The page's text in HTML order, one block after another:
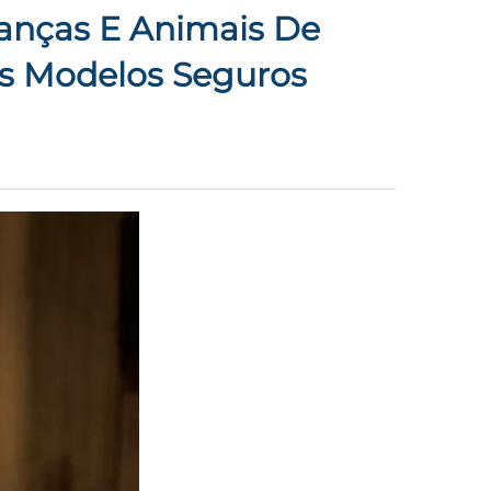
E Animais De
Modelos Seguros